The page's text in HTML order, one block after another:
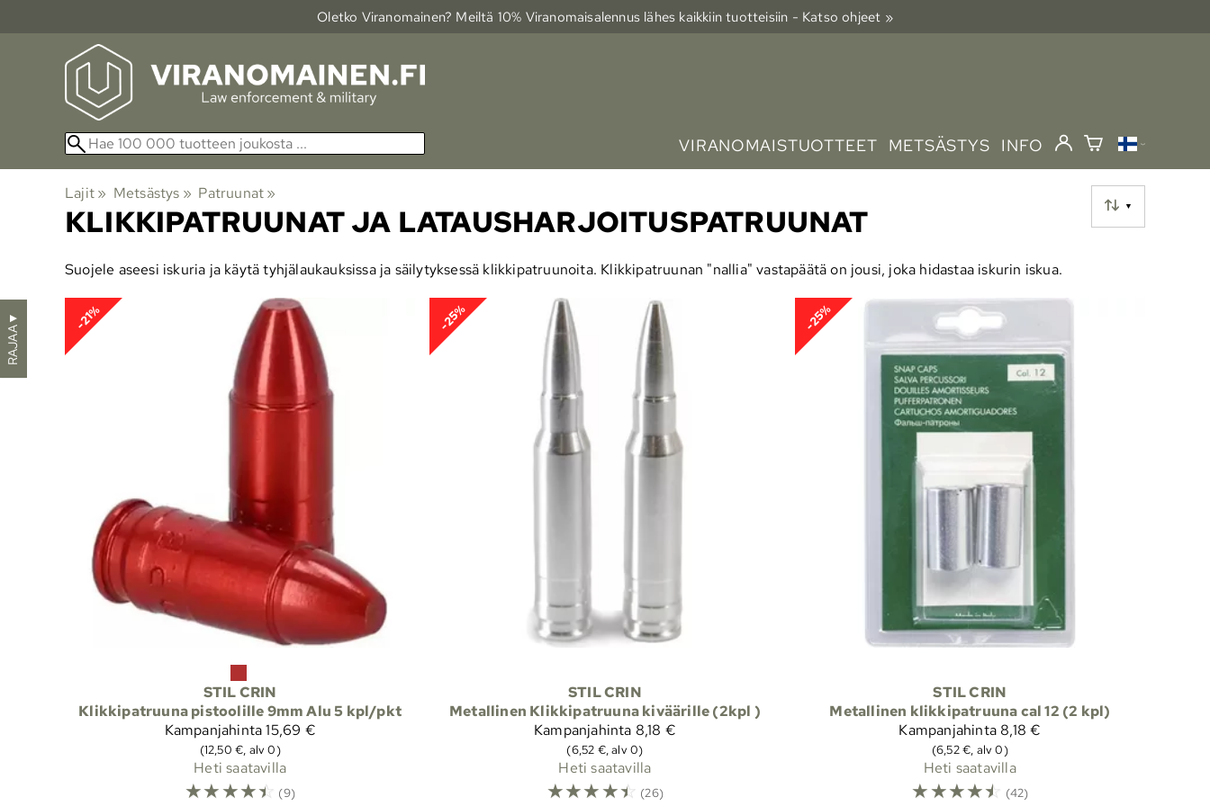
Oletko Viranomainen? Meiltä 10% Viranomais­alennus lähes kaikkiin tuotteisiin - Katso ohjeet »
VIRANOMAISTUOTTEET METSÄSTYS INFO
Lajit‪» Metsästys ‪» Patruunat‪»
▼
KLIKKIPATRUUNAT JA LATAUSHARJOITUSPATRUUNAT
Suojele aseesi iskuria ja käytä tyhjälaukauksissa ja säilytyksessä klikkipatruunoita. Klikkipatruunan "nallia" vastapäätä on jousi, joka hidastaa iskurin iskua.
RAJAA
▼ -21%
STIL CRIN
Klikkipatruuna pistoolille 9mm Alu 5 kpl/pkt
Kampanjahinta15,69 €
(12,50 €, alv 0)
Heti saatavilla
☆☆☆☆☆ (9)
-25%
STIL CRIN
Metallinen Klikkipatruuna kiväärille (2kpl )
Kampanjahinta 8,18 €
(6,52 €, alv 0)
Heti saatavilla
☆☆☆☆☆ (26)
-25%
STIL CRIN
Metallinen klikkipatruuna cal 12 (2 kpl)
Kampanjahinta8,18 €
(6,52 €, alv 0)
Heti saatavilla
☆☆☆☆☆ (42)